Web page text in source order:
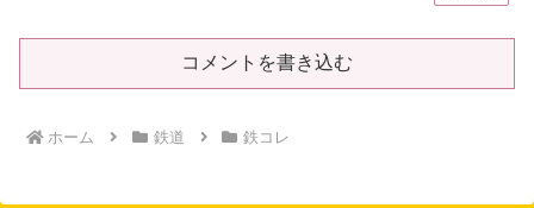
コメントを書き込む
ホーム 鉄道 鉄コレ